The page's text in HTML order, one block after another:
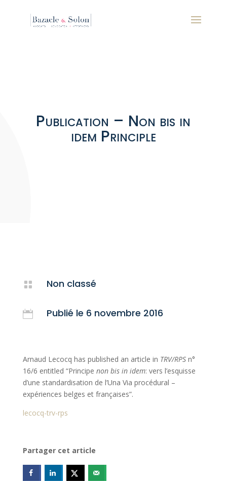
Publication – Non bis in
idem Principle
 Non classé
 Publié le 6 novembre 2016
Arnaud Lecocq has published an article in TRV/RPSn°
16/6 entitled “Principe non bis in idem: vers l’esquisse
d’une standardisation de l’Una Via procédural –
expériences belges et françaises”.
lecocq-trv-rps
Partager cet article